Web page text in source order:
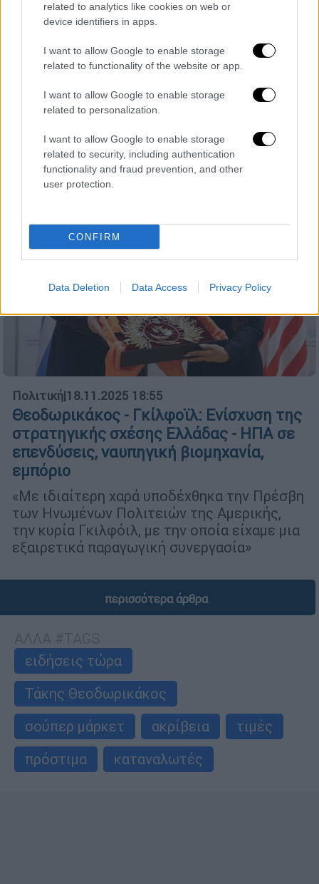
related to analytics like cookies on web or
device identifiers in apps.
I want to allow Google to enable storage
related to functionality of the website or app.
I want to allow Google to enable storage
related to personalization.
I want to allow Google to enable storage
related to security, including authentication
functionality and fraud prevention, and other
user protection.
CONFIRM
Data Deletion Data Access Privacy Policy
Ελλάδα|10.12.2025 12:51
Οικογένειας»: Τι γράφει το ψευδές email
που διακινείται δήθεν από το υπ.
Ανάπτυξης
Για το περιστατικό έχει ενημερωθεί ήδη η
Δίωξη Ηλεκτρονικού Εγκλήματος
Πολιτική|18.11.2025 18:55
Θεοδωρικάκος - Γκίλφοϊλ: Ενίσχυση της
στρατηγικής σχέσης Ελλάδας - ΗΠΑ σε
επενδύσεις, ναυπηγική βιομηχανία,
εμπόριο
«Με ιδιαίτερη χαρά υποδέχθηκα την Πρέσβη
των Ηνωμένων Πολιτειών της Αμερικής,
την κυρία Γκιλφόιλ, με την οποία είχαμε μια
εξαιρετικά παραγωγική συνεργασία»
περισσότερα άρθρα
ειδήσεις τώρα
Τάκης Θεοδωρικάκος
σούπερ μάρκετ
ακρίβεια
τιμές
πρόστιμα
καταναλωτές